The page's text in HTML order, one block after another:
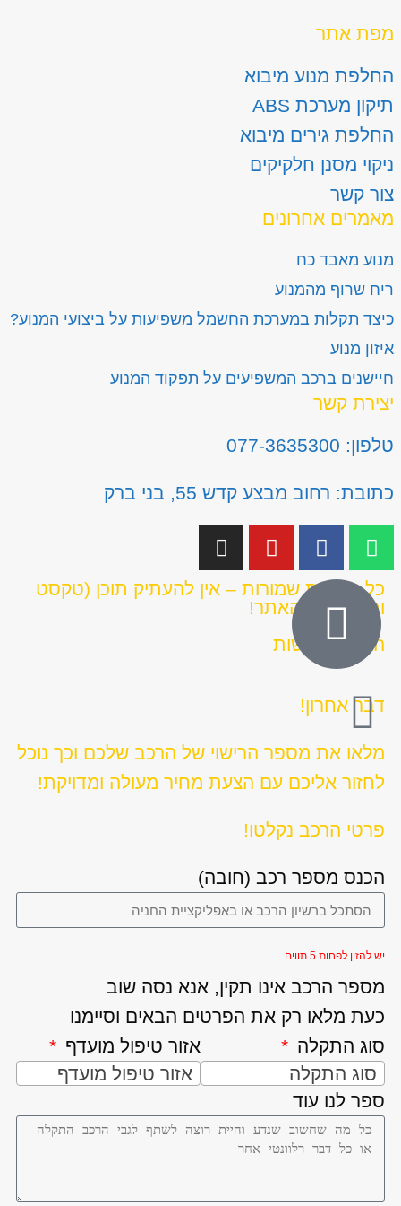
מפת אתר
החלפת מנוע מיבוא
תיקון מערכת ABS
החלפת גירים מיבוא
ניקוי מסנן חלקיקים
צור קשר
מאמרים אחרונים
מנוע מאבד כח
ריח שרוף מהמנוע
כיצד תקלות במערכת החשמל משפיעות על ביצועי המנוע?
איזון מנוע
חיישנים ברכב המשפיעים על תפקוד המנוע
יצירת קשר
טלפון: 077-3635300
כתובת: רחוב מבצע קדש 55, בני ברק
כל הזכויות שמורות – אין להעתיק תוכן (טקסט
ותמונות) מהאתר!
הצהרת נגישות
דבר אחרון!
מלאו את מספר הרישוי של הרכב שלכם וכך נוכל
לחזור אליכם עם הצעת מחיר מעולה ומדויקת!
פרטי הרכב נקלטו!
הכנס מספר רכב (חובה)
יש להזין לפחות 5 תווים.
מספר הרכב אינו תקין, אנא נסה שוב
כעת מלאו רק את הפרטים הבאים וסיימנו
סוג התקלה
סוג התקלה
אזור טיפול מועדף
אזור טיפול מועדף
ספר לנו עוד